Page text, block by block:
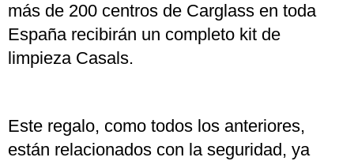
más de 200 centros de Carglass en toda
España recibirán un completo kit de
limpieza Casals.
Este regalo, como todos los anteriores,
están relacionados con la seguridad, ya